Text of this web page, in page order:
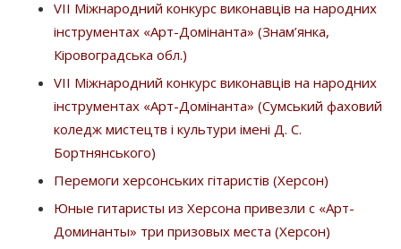
VІІ Міжнародний конкурс виконавців на народних
інструментах «Арт-Домінанта» (Знам’янка,
Кіровоградська обл.)
VІІ Міжнародний конкурс виконавців на народних
інструментах «Арт-Домінанта» (Сумський фаховий
коледж мистецтв і культури імені Д. С.
Бортнянського)
Пepeмoги xepcoнcькиx гiтapиcтiв (Херсон)
Юные гитаристы из Херсона привезли с «Арт-
Доминанты» три призовых места (Херсон)